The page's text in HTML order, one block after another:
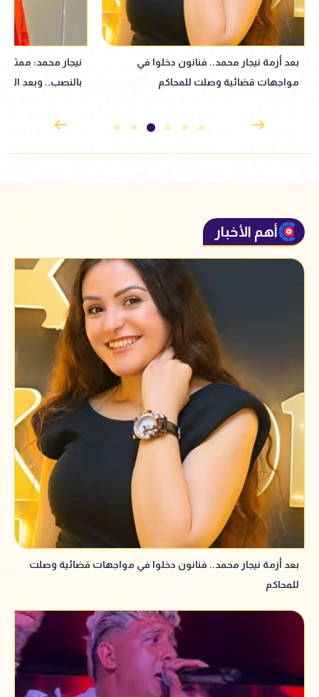
نيجار محمد: ممثل عرفني على المتهم
بالنصب.. وبعد الأزمة انسحب| خاص
نبيلة عبيد تعود
إذاعي جديد مأخوذ
أهم الأخبار
بعد أزمة نيجار محمد.. فنانون دخلوا في مواجهات قضائية وصلت
للمحاكم